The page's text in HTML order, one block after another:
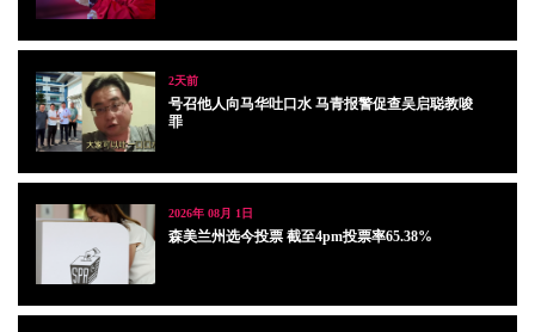
2天前
号召他人向马华吐口水 马青报警促查吴启聪教唆
罪
2026年 08月 1日
森美兰州选今投票 截至4pm投票率65.38%